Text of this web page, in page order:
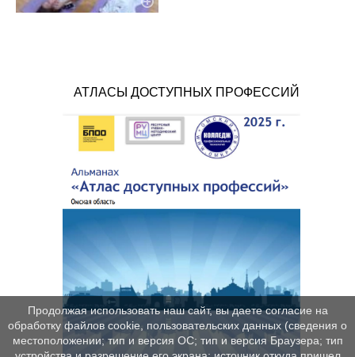
АТЛАСЫ ДОСТУПНЫХ ПРОФЕССИЙ
Продолжая использовать наш сайт, вы даете согласие на
обработку файлов cookie, пользовательских данных (сведения о
местоположении; тип и версия ОС; тип и версия Браузера; тип